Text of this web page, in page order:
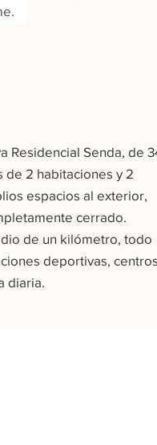
Residencial Senda, de
de 2 habitaciones y 2
espacios al exterior,
cerrado.
de un kilómetro, todo
deportivas,
diaria.